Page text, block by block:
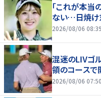
「これが本当
ない…日焼け
2026/08/06 08:39
混迷のLIVゴ
領のコースで
2026/08/06 07:50